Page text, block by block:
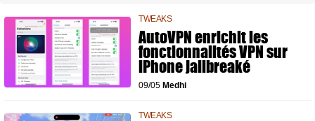
TWEAKS
AutoVPN enrichit les
fonctionnalités VPN sur
iPhone jailbreaké
09/05 Medhi
TWEAKS